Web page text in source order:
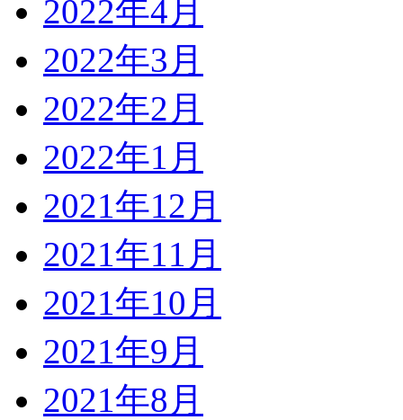
2022年4月
2022年3月
2022年2月
2022年1月
2021年12月
2021年11月
2021年10月
2021年9月
2021年8月